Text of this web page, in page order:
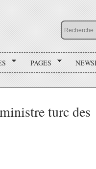
PAGES
turc des